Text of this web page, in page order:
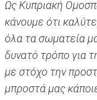
Ως Κυπριακή
κάνουμε ότι
όλα τα σωματεία
δυνατό τρόπο για
με στόχο την
μπροστά μας